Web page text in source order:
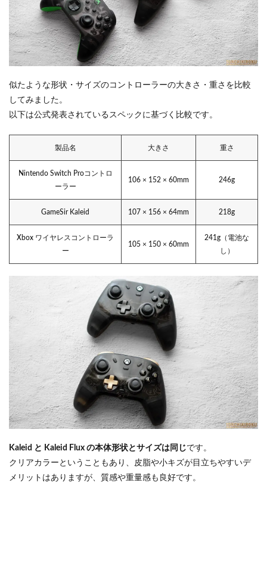
似たような形状・サイズのコントローラーの大きさ・重さを比較
してみました。
以下は公式発表されているスペックに基づく比較です。
製品名 大きさ 重さ
Nintendo Switch Proコントロ
ーラー
106 × 152 × 60mm 246g
GameSir Kaleid 107 × 156 × 64mm 218g
Xbox ワイヤレスコントローラ
ー
105 × 150 × 60mm
241g（電池な
し）
Kaleid と Kaleid Flux の本体形状とサイズは同じです。
クリアカラーということもあり、皮脂や小キズが目立ちやすいデ
メリットはありますが、質感や重量感も良好です。